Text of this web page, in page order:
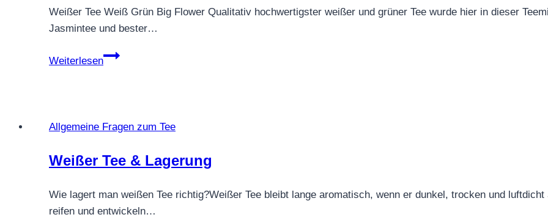
Weißer Tee Weiß Grün Big Flower Qualitativ hochwertigster weißer und grüner Tee wurde hier in dieser
Jasmintee und bester…
Weiterlesen
Weißer
Big
Allgemeine Fragen zum Tee
Weißer Tee & Lagerung
Wie lagert man weißen Tee richtig?Weißer Tee bleibt lange aromatisch, wenn er dunkel, trocken und
reifen und entwickeln…